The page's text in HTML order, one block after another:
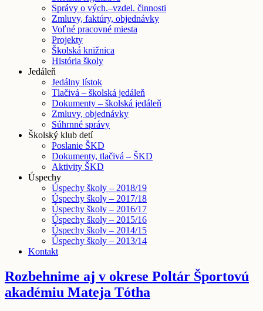
Správy o vých.–vzdel. činnosti
Zmluvy, faktúry, objednávky
Voľné pracovné miesta
Projekty
Školská knižnica
História školy
Jedáleň
Jedálny lístok
Tlačivá – školská jedáleň
Dokumenty – školská jedáleň
Zmluvy, objednávky
Súhrnné správy
Školský klub detí
Poslanie ŠKD
Dokumenty, tlačivá – ŠKD
Aktivity ŠKD
Úspechy
Úspechy školy – 2018/19
Úspechy školy – 2017/18
Úspechy školy – 2016/17
Úspechy školy – 2015/16
Úspechy školy – 2014/15
Úspechy školy – 2013/14
Kontakt
Rozbehnime aj v okrese Poltár Športovú
akadémiu Mateja Tótha